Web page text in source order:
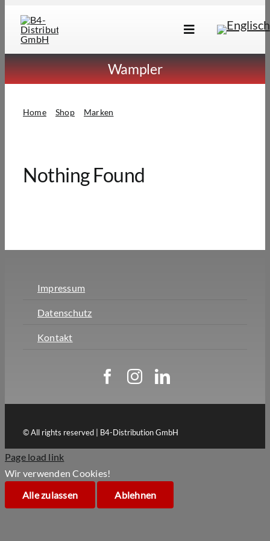
content
Toggle
Navigation
Marken
Produkte
Wampler
Home Shop Marken
Nothing Found
Impressum
Datenschutz
Kontakt
© All rights reserved | B4-Distribution GmbH
Page load link
Wir verwenden Cookies!
Alle zulassen
Ablehnen